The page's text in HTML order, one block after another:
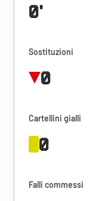
0'
Sostituzioni
0
Cartellini gialli
0
Falli commessi